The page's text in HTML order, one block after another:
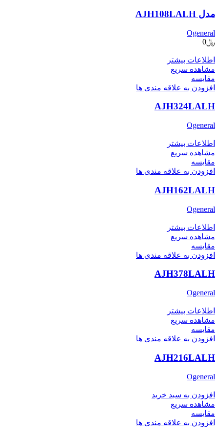
مدل AJH108LALH
Ogeneral
﷼0
اطلاعات بیشتر
مشاهده سریع
مقایسه
افزودن به علاقه مندی ها
AJH324LALH
Ogeneral
اطلاعات بیشتر
مشاهده سریع
مقایسه
افزودن به علاقه مندی ها
AJH162LALH
Ogeneral
اطلاعات بیشتر
مشاهده سریع
مقایسه
افزودن به علاقه مندی ها
AJH378LALH
Ogeneral
اطلاعات بیشتر
مشاهده سریع
مقایسه
افزودن به علاقه مندی ها
AJH216LALH
Ogeneral
افزودن به سبد خرید
مشاهده سریع
مقایسه
افزودن به علاقه مندی ها